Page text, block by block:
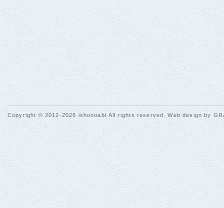
Copyright © 2012-2026 ishonoabt All rights reserved. Web design by